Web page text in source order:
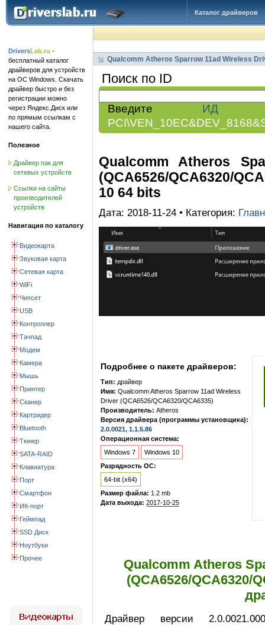
Каталог драйверов
DriversLab.ru -
бесплатный каталог
драйверов для устройств
на ОС Windows. Скачать
драйвер быстро и без
регистрации можно
через Яндекс.Диск или
по прямым ссылкам с
нашего сайта.
Полезное
Драйвер пак для
сетевых устройств
Ссылки на сайты
производителей
устройств
Навигация по каталогу
Видеокарта
Звуковая карта
Сетевая карта
WiFi
Чипсет
USB
Контроллер
Тачпад
Модем
Камера
Мышь
Принтер
Сканер
Картридер
Bluetooth
Тюнер
SATA-RAID
Клавиатура
Порт
Смартфон
ИК-порт
Геймпад
SSD Диск
Ноутбуки
Прочее
Qualcomm Atheros Sparrow 11ad Wireless
Поиск по ID
Введите ИД
Qualcomm Atheros
(QCA6526/QCA6320/
10 64 bits
Дата: 2018-11-24 • Категория:
Подробнее о пакете драйверов:
Тип: драйвер
Имя: Qualcomm Atheros Sparrow 11ad Wireless
Driver (QCA6526/QCA6320/QCA6335)
Производитель: Atheros
Версия драйвера (программы установщика):
2.0.0021, 1.1.5.86
Операционная система:
Windows 7
Windows 10
Разрядность ОС:
64-bit (x64)
Размер файла: 1.2 mb
Дата выхода: 2017-10-25
Qualcomm Atheros
(QCA6526/QCA6320/
Драйвер версии